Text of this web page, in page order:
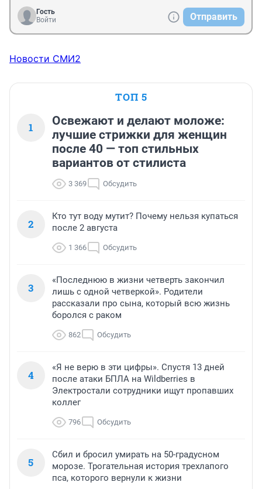
Гость
Войти
Отправить
Новости СМИ2
ТОП 5
1
Освежают и делают моложе:
лучшие стрижки для женщин
после 40 — топ стильных
вариантов от стилиста
3 369 Обсудить
2
Кто тут воду мутит? Почему нельзя купаться
после 2 августа
1 366 Обсудить
3
«Последнюю в жизни четверть закончил
лишь с одной четверкой». Родители
рассказали про сына, который всю жизнь
боролся с раком
862 Обсудить
4
«Я не верю в эти цифры». Спустя 13 дней
после атаки БПЛА на Wildberries в
Электростали сотрудники ищут пропавших
коллег
796 Обсудить
5
Сбил и бросил умирать на 50-градусном
морозе. Трогательная история трехлапого
пса, которого вернули к жизни